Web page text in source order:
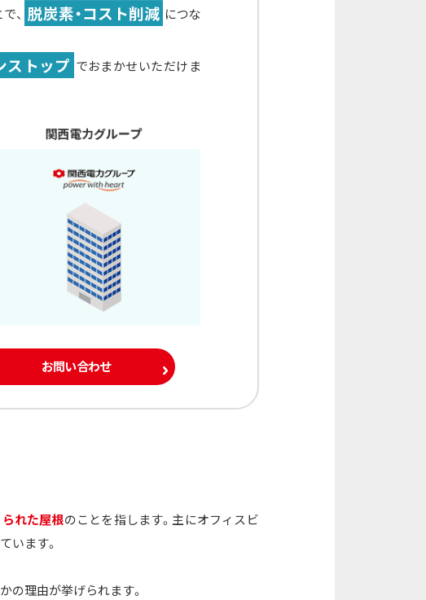
、 脱炭素・コスト削減 につな
ストップ でおまかせいただけま
お問い合わせ
られた屋根のことを指します。主にオフィスビ
います。
の理由が挙げられます。